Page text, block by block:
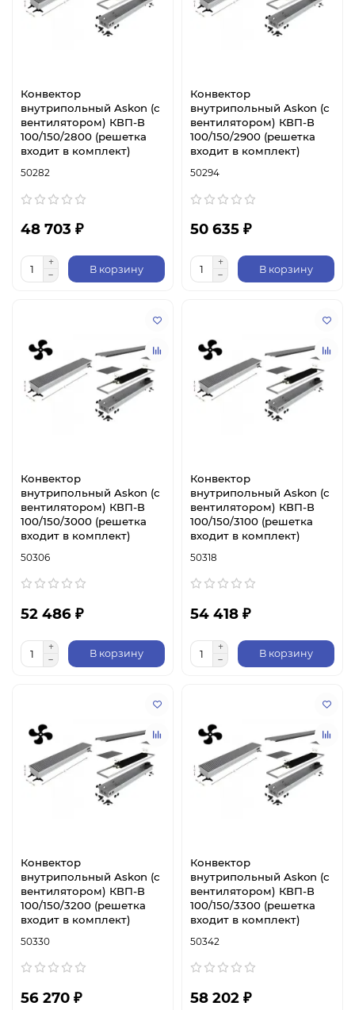
Конвектор
внутрипольный Askon (с
вентилятором) КВП-В
100/150/2800 (решетка
входит в комплект)
50282
48 703 ₽
В корзину
Конвектор
внутрипольный Askon (с
вентилятором) КВП-В
100/150/2900 (решетка
входит в комплект)
50294
50 635 ₽
В корзину
Конвектор
внутрипольный Askon (с
вентилятором) КВП-В
100/150/3000 (решетка
входит в комплект)
50306
52 486 ₽
В корзину
Конвектор
внутрипольный Askon (с
вентилятором) КВП-В
100/150/3100 (решетка
входит в комплект)
50318
54 418 ₽
В корзину
Конвектор
внутрипольный Askon (с
вентилятором) КВП-В
100/150/3200 (решетка
входит в комплект)
50330
56 270 ₽
Конвектор
внутрипольный Askon (с
вентилятором) КВП-В
100/150/3300 (решетка
входит в комплект)
50342
58 202 ₽